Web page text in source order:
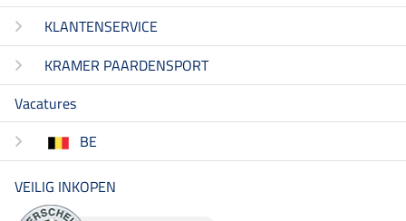
KLANTENSERVICE
KRAMER PAARDENSPORT
Vacatures
BE
VEILIG INKOPEN